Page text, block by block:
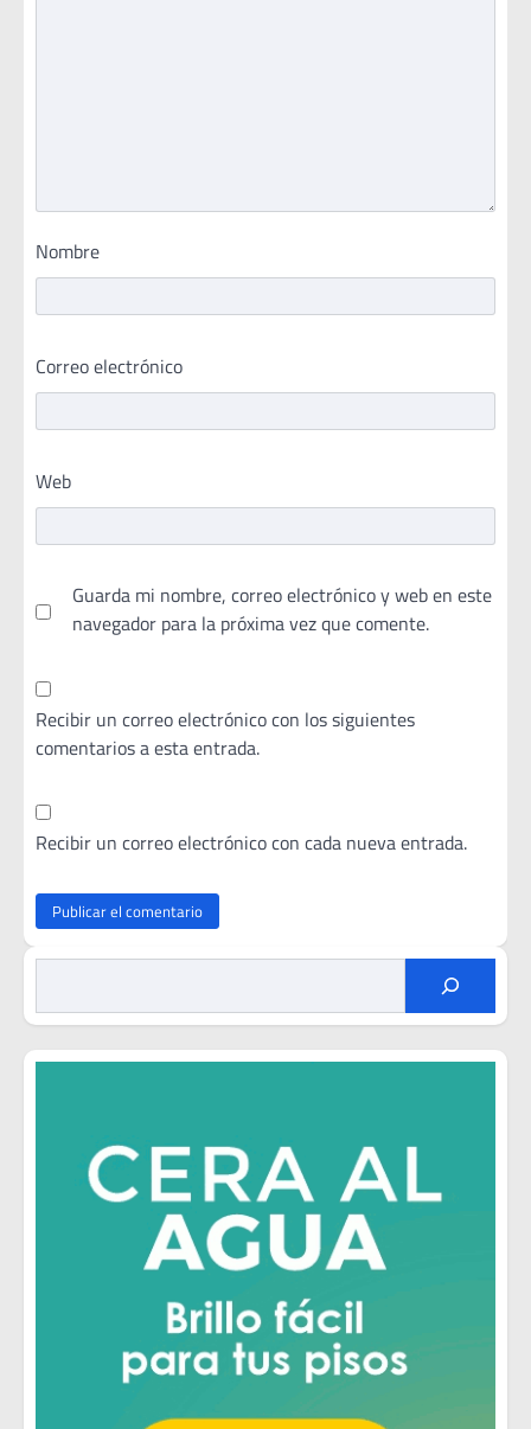
Nombre
Correo electrónico
Web
Guarda mi nombre, correo electrónico y web en este
navegador para la próxima vez que comente.
Recibir un correo electrónico con los siguientes
comentarios a esta entrada.
Recibir un correo electrónico con cada nueva entrada.